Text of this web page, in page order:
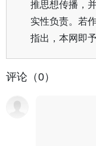
推思想传播，
实性负责。若
指出，本网即予
评论（0）